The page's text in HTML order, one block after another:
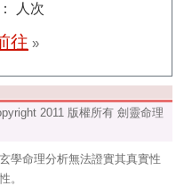
人次
往 »
2011 版權所有 劍靈命理
學命理分析無法證實其真實性
。